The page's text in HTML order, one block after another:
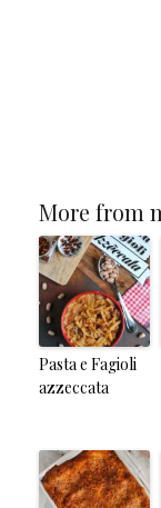
More from
Pasta e Fagioli
azzeccata